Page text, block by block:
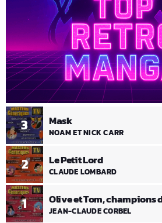
1 Olive et Tom, champions
JEAN-CLAUDE CORBEL
2 Le Petit Lord
CLAUDE LOMBARD
3 Mask
NOAM ET NICK CARR